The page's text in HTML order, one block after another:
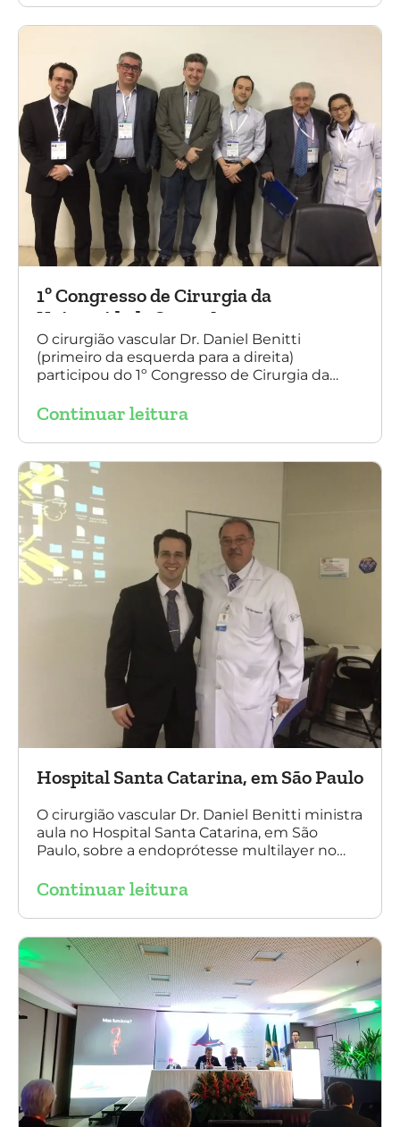
Angiologia e Cirurgia Vascular do Rio Grande
do Sul.
1º Congresso de Cirurgia da
Universidade Santo Amaro
O cirurgião vascular Dr. Daniel Benitti
(primeiro da esquerda para a direita)
participou do 1º Congresso de Cirurgia da
de cirurgia endovascular. O evento também
Amato e do Dr. Adnam Neser.
Continuar leitura
Hospital Santa Catarina, em São Paulo
O cirurgião vascular Dr. Daniel Benitti ministra
aula no Hospital Santa Catarina, em São
Paulo, sobre a endoprótesse multilayer no
experiência nacional e mundial com esta
Daniel Benitti e à direita Dr. Carlos Alberto
Fernandes Costa)
Continuar leitura